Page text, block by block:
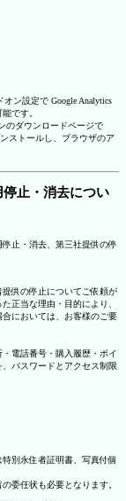
ン設定で Google Analytics
です。
のダウンロードページで
ストールし、ブラウザのア
止・消去につい
止・消去、第三社提供の停
供の停止についてご依頼が
正当な理由・目的により、
においては、お客様のご要
電話番号・購入履歴・ポイ
パスワードとアクセス制限
別永住者証明書、写真付個
委任状も必要となります。